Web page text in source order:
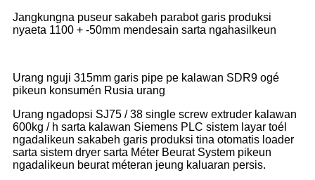
Jangkungna puseur sakabeh parabot garis produksi
nyaeta 1100 + -50mm mendesain sarta ngahasilkeun
Urang nguji 315mm garis pipe pe kalawan SDR9 ogé
pikeun konsumén Rusia urang
Urang ngadopsi SJ75 / 38 single screw extruder kalawan
600kg / h sarta kalawan Siemens PLC sistem layar toél
ngadalikeun sakabeh garis produksi tina otomatis loader
sarta sistem dryer sarta Méter Beurat System pikeun
ngadalikeun beurat méteran jeung kaluaran persis.